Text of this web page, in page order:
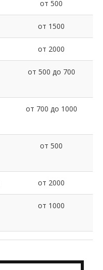
от 500
от 1500
от 2000
от 500 до 700
от 700 до 1000
от 500
от 2000
от 1000